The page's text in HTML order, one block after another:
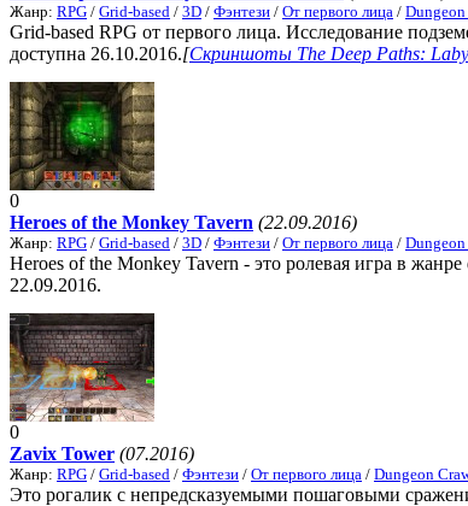
Жанр: RPG / Grid-based / 3D / Фэнтези / От первого лица /
Grid-based RPG от первого лица. Исследование
доступна 26.10.2016.[Скриншоты The Deep Paths:
0
Heroes of the Monkey Tavern (22.09.2016)
Жанр: RPG / Grid-based / 3D / Фэнтези / От первого лица /
Heroes of the Monkey Tavern - это ролевая игра в
22.09.2016.
0
Zavix Tower (07.2016)
Жанр: RPG / Grid-based / Фэнтези / От первого лица / Dungeon
Это рогалик с непредсказуемыми пошаговыми